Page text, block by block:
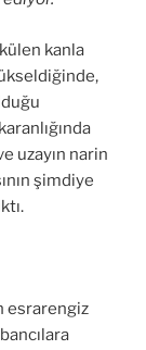
kanla
uzayın narin
şimdiye
esrarengiz